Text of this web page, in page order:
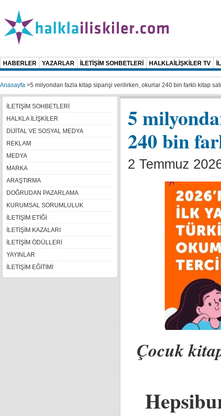
HABERLER YAZARLAR İLETİŞİM SOHBETLERİ HALKLAİLİŞKİLER TV
Anasayfa >5 milyondan fazla kitap siparişi verilirken, okurlar 240 bin farklı kitap
5
240 bin
2 Temmuz
Çocuk
İLETİŞİM SOHBETLERİ
HALKLA İLİŞKİLER
DİJİTAL VE SOSYAL MEDYA
REKLAM
MEDYA
MARKA
ARAŞTIRMA
DOĞRUDAN PAZARLAMA
KURUMSAL SORUMLULUK
İLETİŞİM ETİĞİ
İLETİŞİM KAZALARI
İLETİŞİM ÖDÜLLERİ
YAYINLAR
İLETİŞİM EĞİTİMİ